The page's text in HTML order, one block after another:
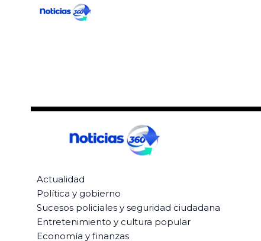
Actualidad
Política y gobierno
Sucesos policiales y seguridad ciudadana
Entretenimiento y cultura popular
Economía y finanzas